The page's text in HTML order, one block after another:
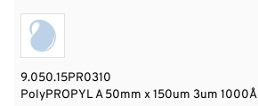
9.050.15PR0310
PolyPROPYL A 50mm x 150um 3um 1000Å